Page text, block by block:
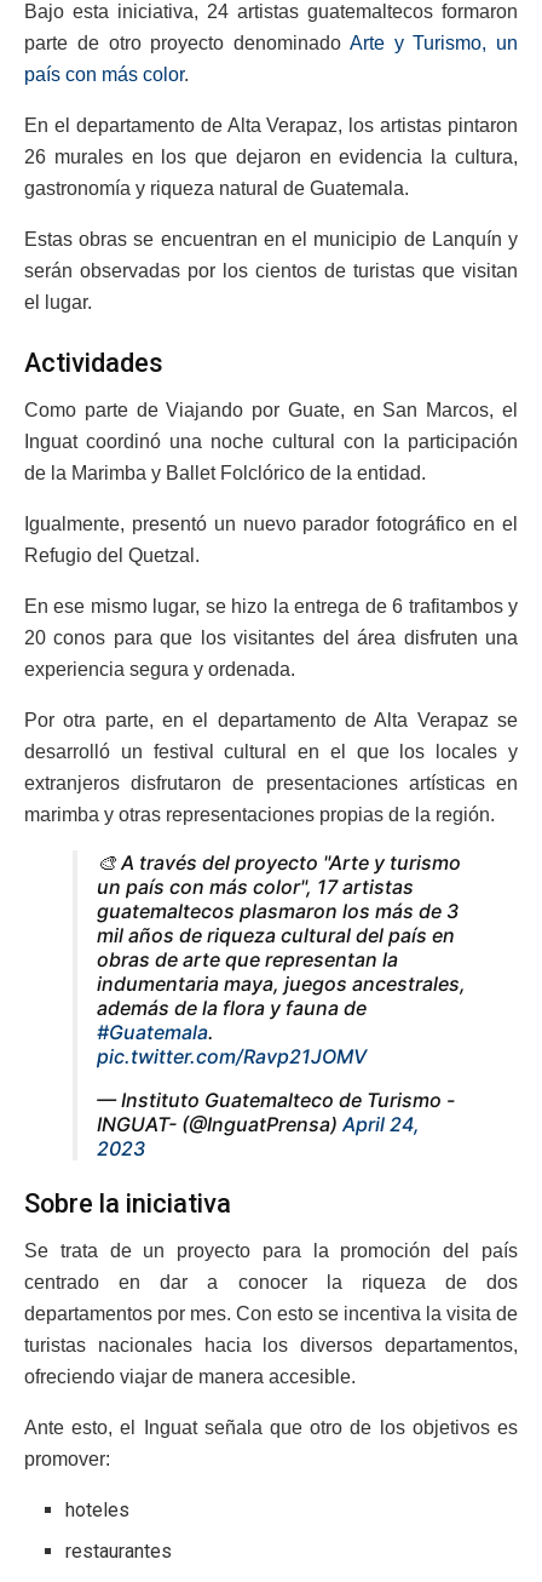
Bajo esta iniciativa, 24 artistas guatemaltecos formaron
parte de otro proyecto denominado Arte y Turismo, un
país con más color.
En el departamento de Alta Verapaz, los artistas pintaron
26 murales en los que dejaron en evidencia la cultura,
gastronomía y riqueza natural de Guatemala.
Estas obras se encuentran en el municipio de Lanquín y
serán observadas por los cientos de turistas que visitan
el lugar.
Actividades
Como parte de Viajando por Guate, en San Marcos, el
Inguat coordinó una noche cultural con la participación
de la Marimba y Ballet Folclórico de la entidad.
Igualmente, presentó un nuevo parador fotográfico en el
Refugio del Quetzal.
En ese mismo lugar, se hizo la entrega de 6 trafitambos y
20 conos para que los visitantes del área disfruten una
experiencia segura y ordenada.
Por otra parte, en el departamento de Alta Verapaz se
desarrolló un festival cultural en el que los locales y
extranjeros disfrutaron de presentaciones artísticas en
marimba y otras representaciones propias de la región.
🎨 A través del proyecto "Arte y turismo
un país con más color", 17 artistas
guatemaltecos plasmaron los más de 3
mil años de riqueza cultural del país en
obras de arte que representan la
indumentaria maya, juegos ancestrales,
además de la flora y fauna de
#Guatemala.
pic.twitter.com/Ravp21JOMV
— Instituto Guatemalteco de Turismo -
INGUAT- (@InguatPrensa) April 24,
2023
Sobre la iniciativa
Se trata de un proyecto para la promoción del país
centrado en dar a conocer la riqueza de dos
departamentos por mes. Con esto se incentiva la visita de
turistas nacionales hacia los diversos departamentos,
ofreciendo viajar de manera accesible.
Ante esto, el Inguat señala que otro de los objetivos es
promover:
hoteles
restaurantes